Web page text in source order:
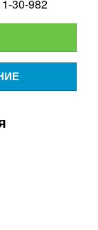
30-982